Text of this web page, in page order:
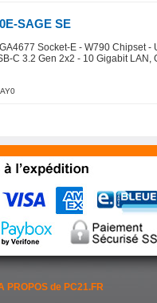
SAGE SE
Socket-E - W790 Chipset -
C 3.2 Gen 2x2 - 10 Gigabit LAN,
PROPOS de PC21.FR